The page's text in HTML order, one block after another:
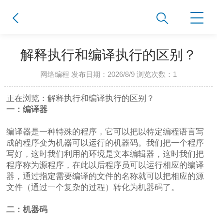
解释执行和编译执行的区别？
网络编程 发布日期：2026/8/9 浏览次数： 1
正在浏览：解释执行和编译执行的区别？
一：编译器
编译器是一种特殊的程序，它可以把以特定编程语言写
成的程序变为机器可以运行的机器码。我们把一个程序
写好，这时我们利用的环境是文本编辑器，这时我们把
程序称为源程序，在此以后程序员可以运行相应的编译
器，通过指定需要编译的文件的名称就可以把相应的源
文件（通过一个复杂的过程）转化为机器码了。
二：机器码